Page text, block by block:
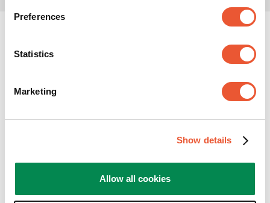
Preferences
Statistics
Marketing
Show details
Allow all cookies
Fußboden befestigt,
Fußboden zu befestigen. Der auf dem Boden montierte
Display-Ständer ist für Bildschirme bis zu 65 Zoll mit